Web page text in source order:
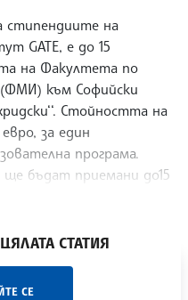
стипендиите на
GATE, е до 15
на Факултета по
към Софийски
Стойността на
за един
програма.
ще бъдат приемани до15
СТАТИЯ
СЕ
срещи отблизо с